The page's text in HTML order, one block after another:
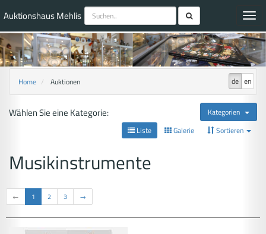
Auktionshaus Mehlis
de en
Home Auktionen
Kategorien
Wählen Sie eine Kategorie:
Liste Galerie Sortieren
Musikinstrumente
← 1 2 3 →